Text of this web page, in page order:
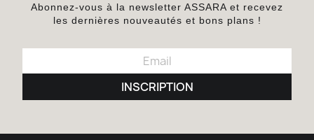
Abonnez-vous à la newsletter ASSARA et recevez
les dernières nouveautés et bons plans !
INSCRIPTION